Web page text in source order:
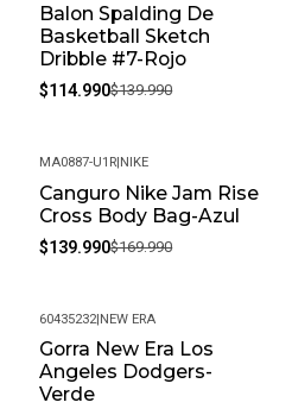
-18%
Balon Spalding De
Basketball Sketch
Dribble #7-Rojo
$114.990$139.990
-18%
MA0887-U1R|NIKE
Canguro Nike Jam Rise
Cross Body Bag-Azul
$139.990$169.990
60435232|NEW ERA
Gorra New Era Los
Angeles Dodgers-
Verde